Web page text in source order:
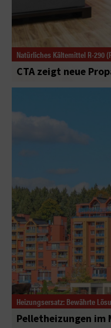
Natürliches Kältemittel R-290
CTA zeigt neue
Heizungsersatz: Bewährte
Pelletheizungen im